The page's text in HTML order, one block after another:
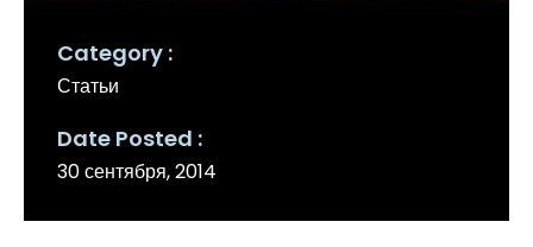
Category
Статьи
Date Posted
30 сентября, 2014